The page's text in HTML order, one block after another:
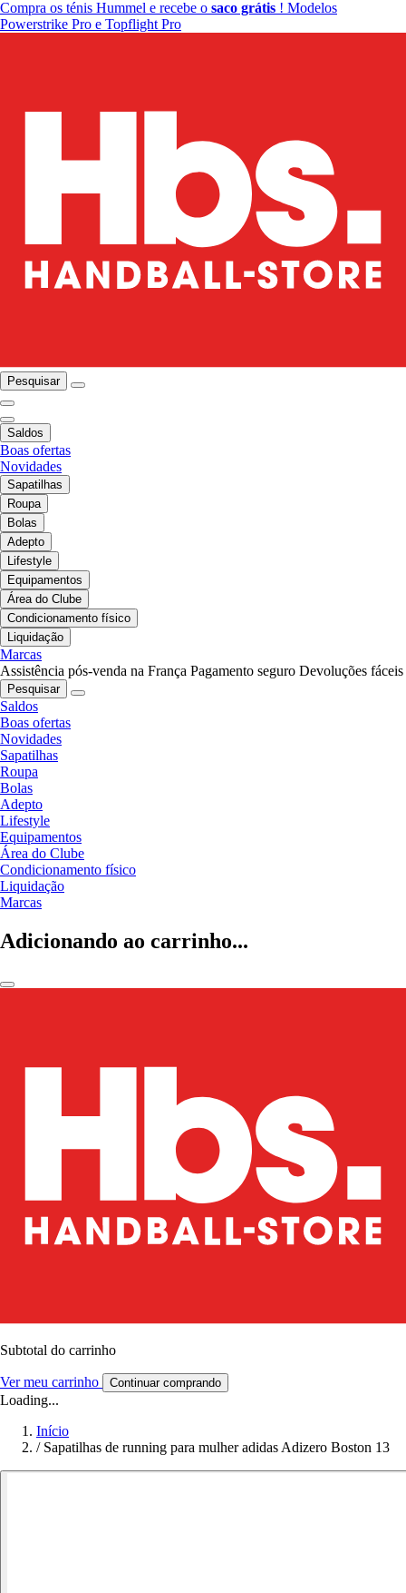
Compra os ténis Hummel e recebe o saco grátis ! Modelos
Powerstrike Pro e Topflight Pro
Pesquisar
Saldos
Boas ofertas
Novidades
Sapatilhas
Roupa
Bolas
Adepto
Lifestyle
Equipamentos
Área do Clube
Condicionamento físico
Liquidação
Marcas
Assistência pós-venda na França Pagamento seguro Devoluções fáceis
Pesquisar
Saldos
Boas ofertas
Novidades
Sapatilhas
Roupa
Bolas
Adepto
Lifestyle
Equipamentos
Área do Clube
Condicionamento físico
Liquidação
Marcas
Adicionando ao carrinho...
Subtotal do carrinho
Ver meu carrinho Continuar comprando
Loading...
Início
/ Sapatilhas de running para mulher adidas Adizero Boston 13